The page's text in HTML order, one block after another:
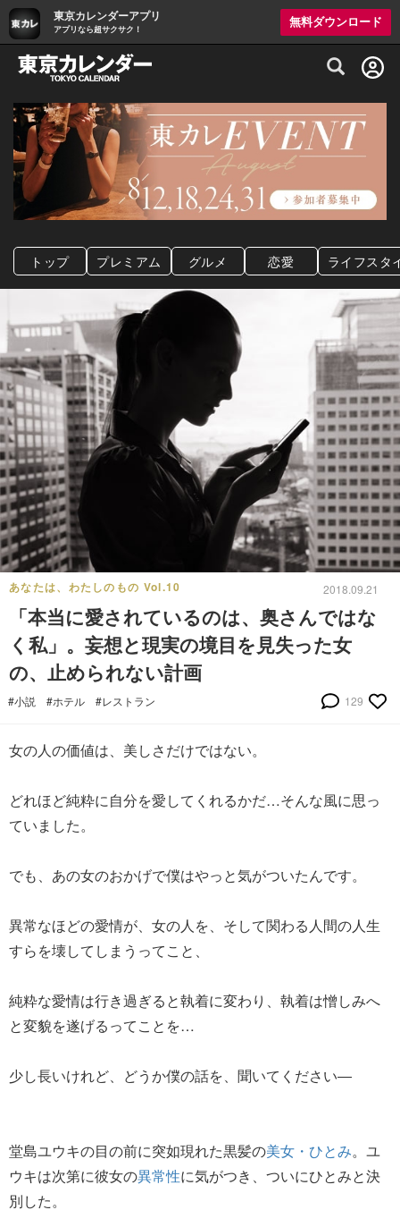
東京カレンダーアプリ
アプリなら超サクサク！
無料ダウンロード
グルメ情報・プレミアムレストラン予約
トップ プレミアム グルメ 恋愛 ライフスタ
あなたは、わたしのもの Vol.10 2018.09.21
「本当に愛されているのは、奥さんではな
く私」。妄想と現実の境目を見失った女
の、止められない計画
#小説 #ホテル #レストラン 129
女の人の価値は、美しさだけではない。
どれほど純粋に自分を愛してくれるかだ…そんな風に思っ
ていました。
でも、あの女のおかげで僕はやっと気がついたんです。
異常なほどの愛情が、女の人を、そして関わる人間の人生
すらを壊してしまうってこと、
純粋な愛情は行き過ぎると執着に変わり、執着は憎しみへ
と変貌を遂げるってことを…
少し長いけれど、どうか僕の話を、聞いてください―
堂島ユウキの目の前に突如現れた黒髪の美女・ひとみ。ユ
ウキは次第に彼女の異常性に気がつき、ついにひとみと決
別した。